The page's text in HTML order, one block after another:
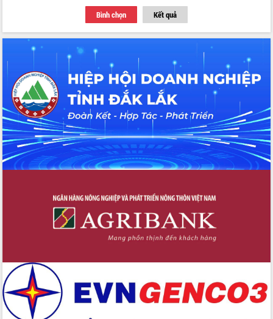
Thứ trưởng Bộ Y tế làm việc với tỉnh
Đắk Lắk về phát triển nhân lực y tế
cho trạm y tế cấp xã
Du lịch Đắk Lắk nâng tầm trải nghiệm
du khách thông qua Hệ thống cơ sở dữ
liệu và Bản đồ số
Tập huấn ứng dụng trí tuệ nhân tạo (AI)
trong thương mại điện tử năm 2026
Đoàn đại biểu Quốc hội tỉnh Đắk Lắk
trao đổi thông tin trước Kỳ họp thứ
nhất, Quốc hội khóa XVI
Quyết liệt cải cách hành chính, khơi
thông nguồn lực phát triển
tỉnh thông qua hiện đại hóa hành chính
Xã Ea Phê gắn cải cách hành chính với
Phó Chủ tịch Thường trực UBND tỉnh
tâm Phục vụ hành chính công xã Ea
Phê
Xây dựng nền hành chính số đồng
hành cùng nông dân dân, doanh nghiệp
Giai đoạn 2026-2030, Đắk Lắk phấn
Bình chọn Kết quả